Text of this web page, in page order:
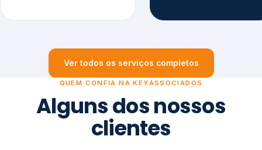
Ver todos os serviços completos
QUEM CONFIA NA KEYASSOCIADOS
Alguns dos nossos
clientes